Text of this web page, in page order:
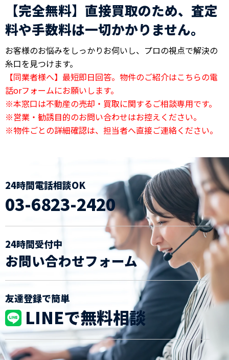
【完全無料】直接買取のため、査定
料や手数料は一切かかりません。
お客様のお悩みをしっかりお伺いし、プロの視点で解決の
糸口を見つけます。
【同業者様へ】最短即日回答。物件のご紹介はこちらの電
話orフォームにお願いします。
※本窓口は不動産の売却・買取に関するご相談専用です。
※営業・勧誘目的のお問い合わせはお控えください。
※物件ごとの詳細確認は、担当者へ直接ご連絡ください。
24時間電話相談OK
03-6823-2420
24時間受付中
お問い合わせフォーム
友達登録で簡単
LINEで無料相談